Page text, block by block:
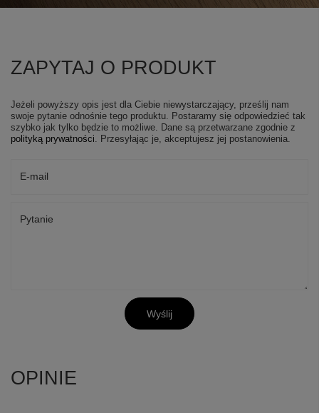
ZAPYTAJ O PRODUKT
Jeżeli powyższy opis jest dla Ciebie niewystarczający, prześlij nam
swoje pytanie odnośnie tego produktu. Postaramy się odpowiedzieć tak
szybko jak tylko będzie to możliwe. Dane są przetwarzane zgodnie z
polityką prywatności. Przesyłając je, akceptujesz jej postanowienia.
E-mail
Pytanie
Wyślij
OPINIE